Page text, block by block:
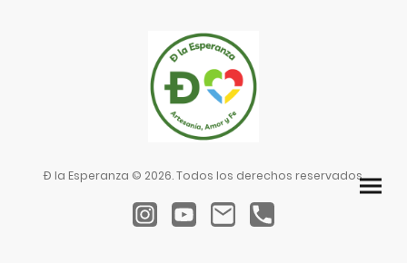
Ð la Esperanza © 2026. Todos los derechos reservados.